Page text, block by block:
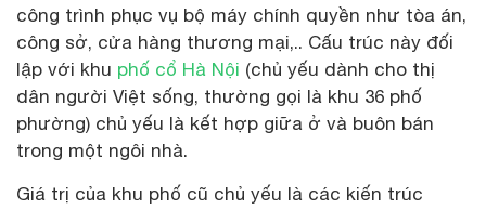
công trình phục vụ bộ máy chính quyền như tòa án,
công sở, cửa hàng thương mại,.. Cấu trúc này đối
lập với khu phố cổ Hà Nội (chủ yếu dành cho thị
dân người Việt sống, thường gọi là khu 36 phố
phường) chủ yếu là kết hợp giữa ở và buôn bán
trong một ngôi nhà.
Giá trị của khu phố cũ chủ yếu là các kiến trúc